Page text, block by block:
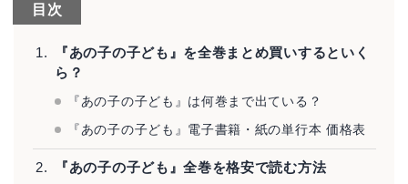
目次
『あの子の子ども』を全巻まとめ買いするといく
ら？
『あの子の子ども』は何巻まで出ている？
『あの子の子ども』電子書籍・紙の単行本 価格表
『あの子の子ども』全巻を格安で読む方法